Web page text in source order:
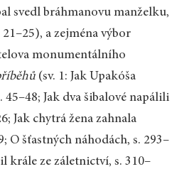
svedl bráhmanovu manželku,
21–25), a zejména výbor
monumentálního
(sv. 1: Jak Upakóša
45–48; Jak dva šibalové napálili
Jak chytrá žena zahnala
O šťastných náhodách, s. 293–
krále ze záletnictví, s. 310–